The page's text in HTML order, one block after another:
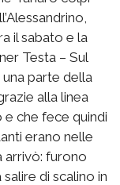
il sabato e la
Testa – Sul
parte della
alla linea
che fece quindi
erano nelle
arrivò: furono
salire di scalino in